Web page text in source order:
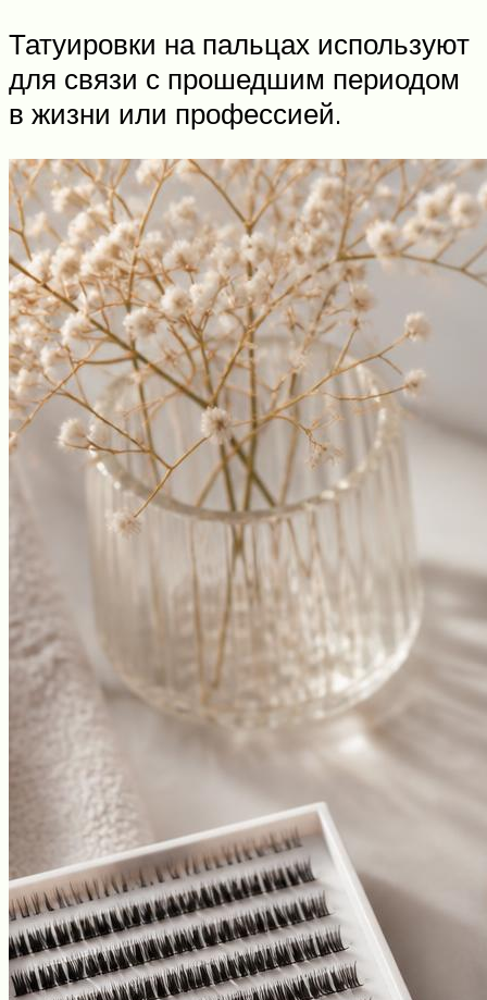
Татуировки на пальцах используют
для связи с прошедшим периодом
в жизни или профессией.